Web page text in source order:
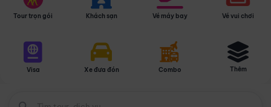
Tour trọn gói Khách sạn Vé máy bay Vé vui chơi
Visa Xe đưa đón Combo Thêm